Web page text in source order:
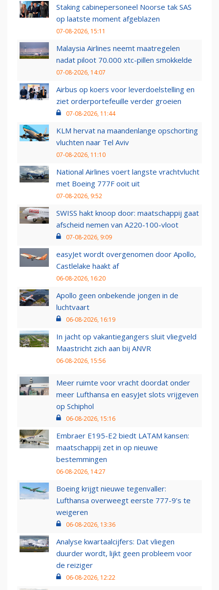
Staking cabinepersoneel Noorse tak SAS
op laatste moment afgeblazen
07-08-2026, 15:11
Malaysia Airlines neemt maatregelen
nadat piloot 70.000 xtc-pillen smokkelde
07-08-2026, 14:07
Airbus op koers voor leverdoelstelling en
ziet orderportefeuille verder groeien
07-08-2026, 11:44
KLM hervat na maandenlange opschorting
vluchten naar Tel Aviv
07-08-2026, 11:10
National Airlines voert langste vrachtvlucht
met Boeing 777F ooit uit
07-08-2026, 9:52
SWISS hakt knoop door: maatschappij gaat
afscheid nemen van A220-100-vloot
07-08-2026, 9:09
easyJet wordt overgenomen door Apollo,
Castlelake haakt af
06-08-2026, 16:20
Apollo geen onbekende jongen in de
luchtvaart
06-08-2026, 16:19
In jacht op vakantiegangers sluit vliegveld
Maastricht zich aan bij ANVR
06-08-2026, 15:56
Meer ruimte voor vracht doordat onder
meer Lufthansa en easyJet slots vrijgeven
op Schiphol
06-08-2026, 15:16
Embraer E195-E2 biedt LATAM kansen:
maatschappij zet in op nieuwe
bestemmingen
06-08-2026, 14:27
Boeing krijgt nieuwe tegenvaller:
Lufthansa overweegt eerste 777-9’s te
weigeren
06-08-2026, 13:36
Analyse kwartaalcijfers: Dat vliegen
duurder wordt, lijkt geen probleem voor
de reiziger
06-08-2026, 12:22